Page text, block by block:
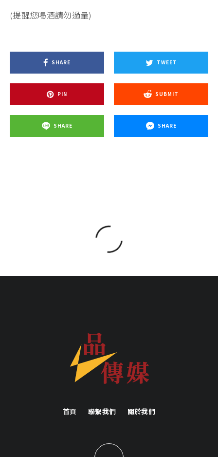
(提醒您喝酒請勿過量)
SHARE TWEET
PIN SUBMIT
SHARE SHARE
首頁 聯繫我們 關於我們